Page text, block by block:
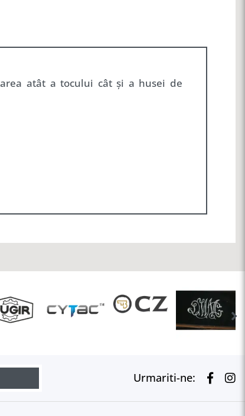
atât a tocului cât și a husei de
Urmariti-ne: